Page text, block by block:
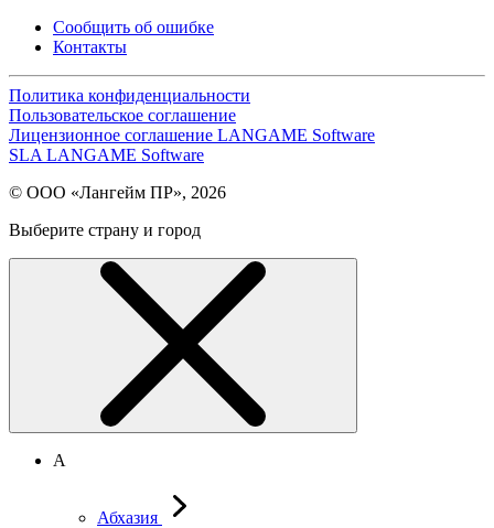
Сообщить об ошибке
Контакты
Политика конфиденциальности
Пользовательское соглашение
Лицензионное соглашение LANGAME Software
SLA LANGAME Software
© ООО «Лангейм ПР», 2026
Выберите страну и город
А
Абхазия